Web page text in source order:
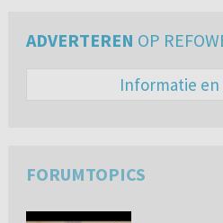
ADVERTEREN OP
Informatie
FORUMTOPICS